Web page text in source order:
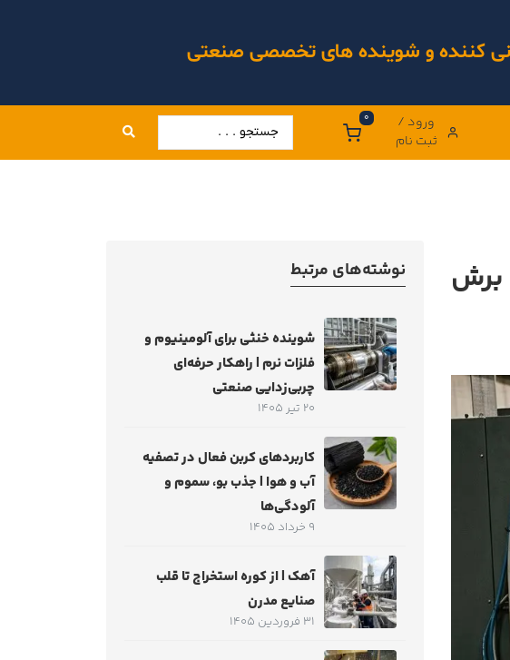
کننده و شوینده های تخصصی صنعتی
ورود /
ثبت نام
0
نوشته‌های مرتبط
شوینده خنثی برای آلومینیوم و
فلزات نرم | راهکار حرفه‌ای
چربی‌زدایی صنعتی
20 تیر 1405
کاربردهای کربن فعال در تصفیه
آب و هوا | جذب بو، سموم و
آلودگی‌ها
9 خرداد 1405
آهک | از کوره استخراج تا قلب
صنایع مدرن
31 فروردین 1405